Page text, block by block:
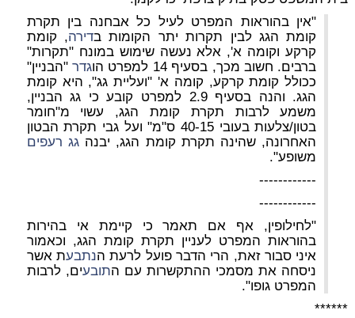
"אין בהוראות המפרט לעיל כל אבחנה בין תקרת
קומת הגג לבין תקרות יתר הקומות בדירה, קומת
קרקע וקומה א', אלא נעשה שימוש במונח "תקרות"
ברבים. חשוב מכך, בסעיף 14 למפרט הו
גדר"הבניין"
ככולל קומת קרקע, קומה א' "ועליית גג", היא קומת
הגג. והנה בסעיף 2.9 למפרט קובע כי גג הבניין,
משמע לרבות תקרת קומת הגג, עשוי מ"חומר
בטון/צלעות בעובי 40-15 ס"מ" ועל גבי תקרת הבטון
האחרונה, שהינה תקרת קומת הגג, יבנהגג רעפים
משופע".
------------
------------
"לחילופין, אף אם תאמר כי קיימת אי בהירות
בהוראות המפרט לעניין תקרת קומת הגג, וכאמור
איני סבור זאת, הרי הדבר פועל לרעת הנתבעת אשר
ניסחה את מסמכי ההתקשרות עם התובעים, לרבות
המפרט גופו".
******